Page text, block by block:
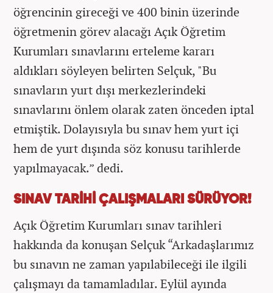
öğrencinin gireceği ve 400 binin üzerinde
öğretmenin görev alacağı Açık Öğretim
Kurumları sınavlarını erteleme kararı
aldıkları söyleyen belirten Selçuk, "Bu
sınavların yurt dışı merkezlerindeki
sınavlarını önlem olarak zaten önceden iptal
etmiştik. Dolayısıyla bu sınav hem yurt içi
hem de yurt dışında söz konusu tarihlerde
yapılmayacak.” dedi.
SINAV TARİHİ ÇALIŞMALARI SÜRÜYOR!
Açık Öğretim Kurumları sınav tarihleri
hakkında da konuşan Selçuk “Arkadaşlarımız
bu sınavın ne zaman yapılabileceği ile ilgili
çalışmayı da tamamladılar. Eylül ayında